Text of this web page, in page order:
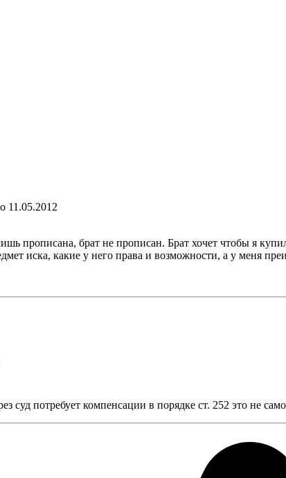
11.05.2012
прописана, брат не прописан. Брат хочет чтобы я
иска, какие у него права и возможности, а у меня
суд потребует компенсации в порядке ст. 252 это не